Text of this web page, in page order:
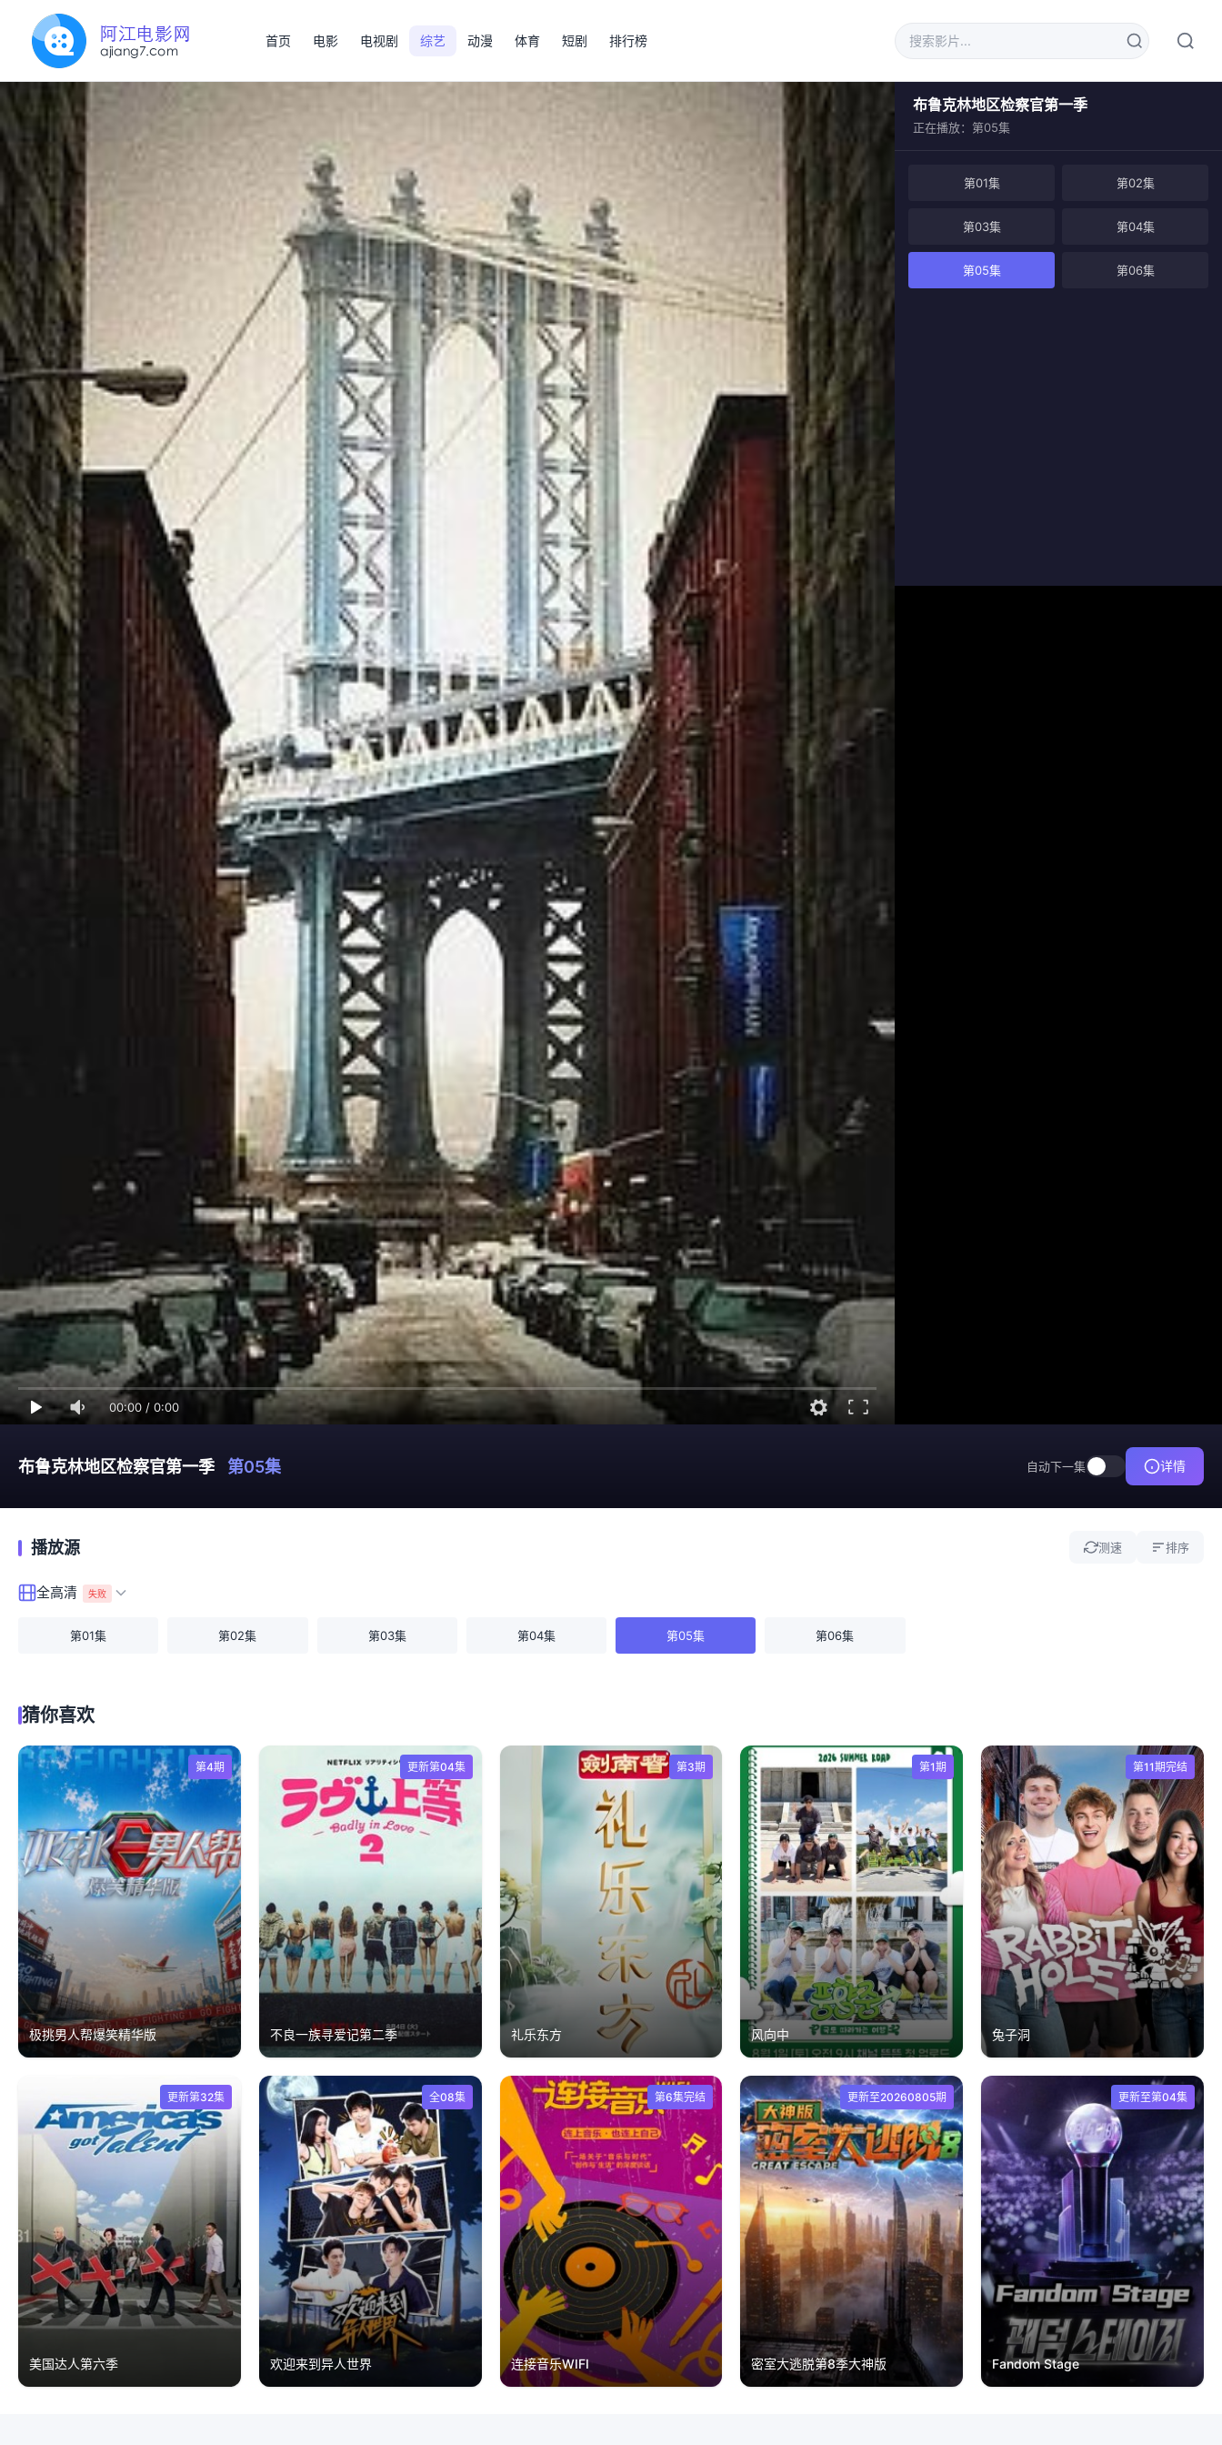
首页 电影 电视剧 综艺 动漫 体育 短剧 排行榜
00:00 / 0:00
布鲁克林地区检察官第一季
正在播放：第05集
第01集 第02集
第03集 第04集
第05集 第06集
布鲁克林地区检察官第一季 第05集 自动下一集 详情
播放源 测速 排序
全高清 失败
第01集 第02集 第03集 第04集 第05集 第06集
猜你喜欢
第4期
极挑男人帮爆笑精华版
更新第04集
不良一族寻爱记第二季
第3期
礼乐东方
第1期
风向中
第11期完结
兔子洞
更新第32集
美国达人第六季
全08集
欢迎来到异人世界
第6集完结
连接音乐WIFI
更新至20260805期
密室大逃脱第8季大神版
更新至第04集
Fandom Stage